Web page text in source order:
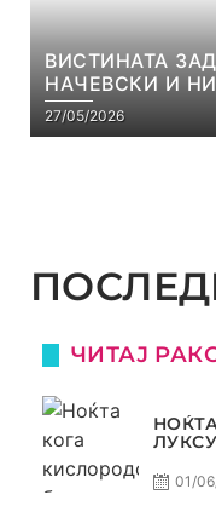
ВИСТИНАТА
НАЧЕВСКИ И
С5Е8
27/05/2026
ЧИТАЈ
01/